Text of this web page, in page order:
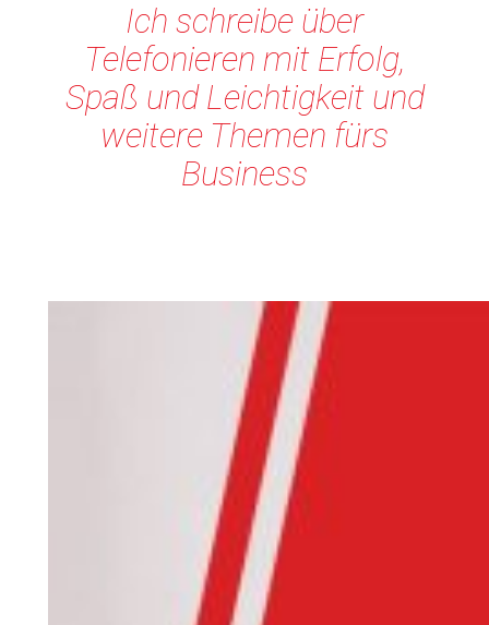
Ich schreibe über
Telefonieren mit Erfolg,
Spaß und Leichtigkeit und
weitere Themen fürs
Business